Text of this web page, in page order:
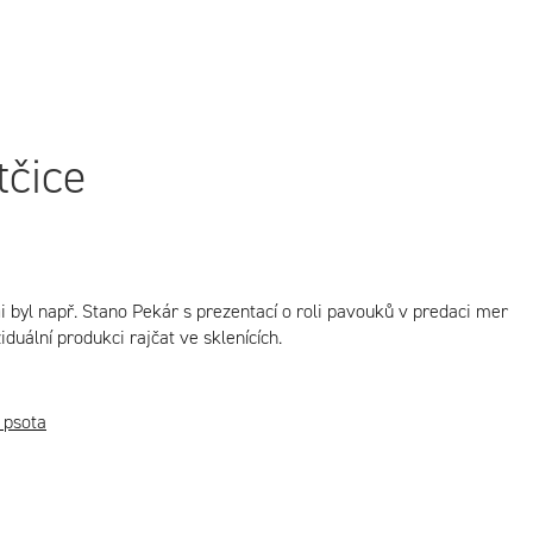
např. Stano Pekár s prezentací o roli pavouků v predaci mer
produkci rajčat ve sklenících.